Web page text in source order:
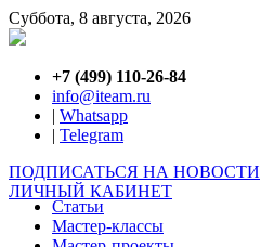
Суббота, 8 августа, 2026
+7 (499) 110-26-84
info@iteam.ru
| Whatsapp
| Telegram
ПОДПИСАТЬСЯ НА НОВОСТИ
ЛИЧНЫЙ КАБИНЕТ
Статьи
Мастер-классы